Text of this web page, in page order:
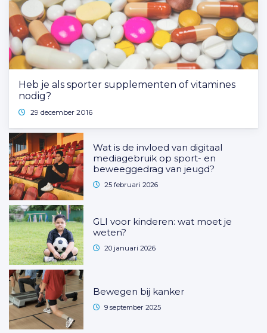
Heb je als sporter supplementen of vitamines
nodig?
29 december 2016
Wat is de invloed van digitaal
mediagebruik op sport- en
beweeggedrag van jeugd?
25 februari 2026
GLI voor kinderen: wat moet je
weten?
20 januari 2026
Bewegen bij kanker
9 september 2025